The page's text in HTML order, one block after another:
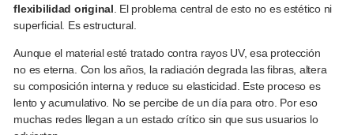
flexibilidad original . El problema central de esto no es estético ni
superficial. Es estructural.
Aunque el material esté tratado contra rayos UV, esa protección
no es eterna. Con los años, la radiación degrada las fibras, altera
su composición interna y reduce su elasticidad. Este proceso es
lento y acumulativo. No se percibe de un día para otro. Por eso
muchas redes llegan a un estado crítico sin que sus usuarios lo